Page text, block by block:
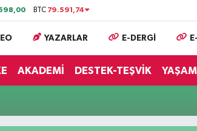
BTC 79.591,74
YAZARLAR E-DERGİ
AKADEMİ DESTEK-TEŞVİK YAŞAM